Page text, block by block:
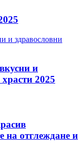
и
2025
на отглеждане и